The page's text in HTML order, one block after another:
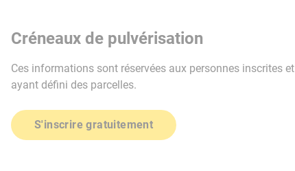
Créneaux de pulvérisation
Ces informations sont réservées aux personnes inscrites et
ayant défini des parcelles.
S'inscrire gratuitement